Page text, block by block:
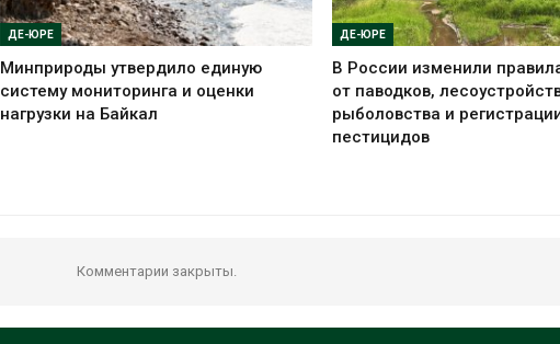
ДЕ-ЮРЕ
Минприроды утвердило единую
систему мониторинга и оценки
нагрузки на Байкал
ДЕ-ЮРЕ
В России изменили
от паводков,
рыболовства и
пестицидов
Комментарии закрыты.